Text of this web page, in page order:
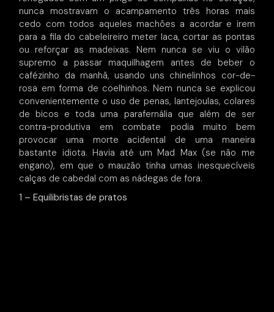
nunca mostravam o acampamento três horas mais
cedo com todos aqueles machões a acordar e irem
para a fila do cabeleireiro meter laca, cortar as pontas
ou reforçar as madeixas. Nem nunca se viu o vilão
supremo a passar maquilhagem antes de beber o
cafézinho da manhã, usando uns chinelinhos cor-de-
rosa em forma de coelhinhos. Nem nunca se explicou
convenientemente o uso de penas, lantejoulas, colares
de bicos e toda uma parafernália que além de ser
contra-produtiva em combate podia muito bem
provocar uma morte acidental de uma maneira
bastante idiota. Havia até um Mad Max (se não me
engano), em que o mauzão tinha umas inesquecíveis
calças de cabedal com as nádegas de fora.
1 – Equilibristas de pratos